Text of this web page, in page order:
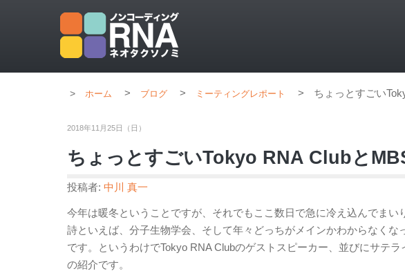
ホーム > ブログ > ミーティングレポート > ちょっとすごい
2018年11月25日（日）
ちょっとすごいTokyo RNA Clubと
投稿者: 中川 真一
今年は暖冬ということですが、それでもここ数日で急に冷え込んでま
詩といえば、分子生物学会、そして年々どっちがメインかわからなく
です。というわけでTokyo RNA Clubのゲストスピーカー、並びにサテ
の紹介です。